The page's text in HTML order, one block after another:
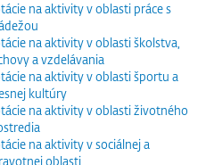
na aktivity v oblasti práce s
na aktivity v oblasti školstva,
a vzdelávania
na aktivity v oblasti športu a
kultúry
na aktivity v oblasti životného
na aktivity v sociálnej a
oblasti